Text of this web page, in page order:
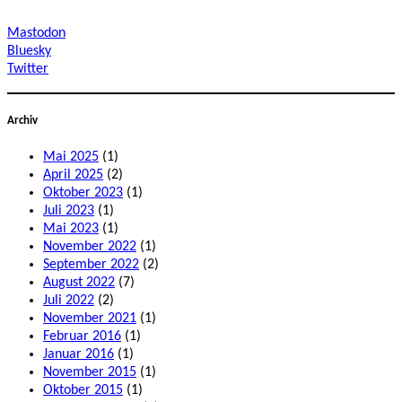
Mastodon
Bluesky
Twitter
Archiv
Mai 2025 (1)
April 2025 (2)
Oktober 2023 (1)
Juli 2023 (1)
Mai 2023 (1)
November 2022 (1)
September 2022 (2)
August 2022 (7)
Juli 2022 (2)
November 2021 (1)
Februar 2016 (1)
Januar 2016 (1)
November 2015 (1)
Oktober 2015 (1)